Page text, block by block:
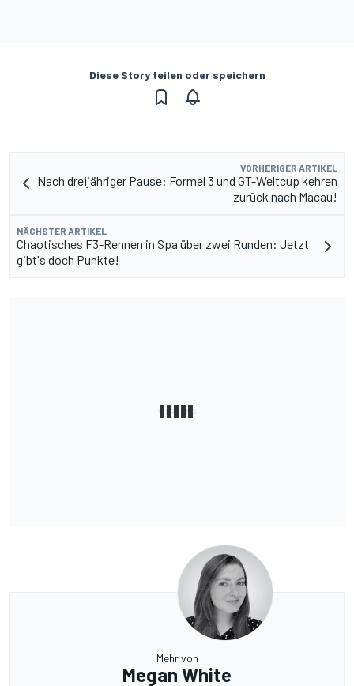
Diese Story teilen oder speichern
VORHERIGER ARTIKEL
Nach dreijähriger Pause: Formel 3 und GT-Weltcup kehren
zurück nach Macau!
NÄCHSTER ARTIKEL
Chaotisches F3-Rennen in Spa über zwei Runden: Jetzt
gibt's doch Punkte!
Mehr von
Megan White